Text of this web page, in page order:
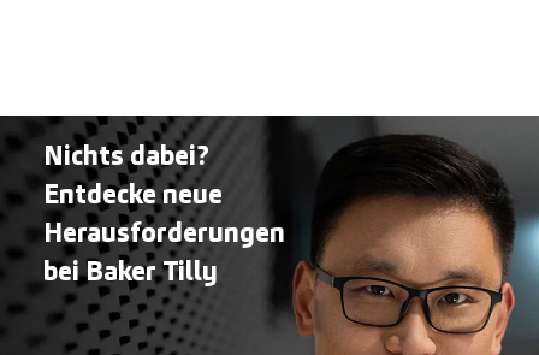
Nichts dabei?
Entdecke neue
Herausforderungen
bei Baker Tilly